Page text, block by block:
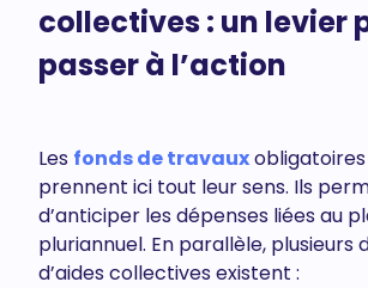
collectives : un levier
passer à l’action
Les fonds de travauxobligatoires
prennent ici tout leur sens. Ils
d’anticiper les dépenses liées au
pluriannuel. En parallèle, plusieurs
d’aides collectives existent :